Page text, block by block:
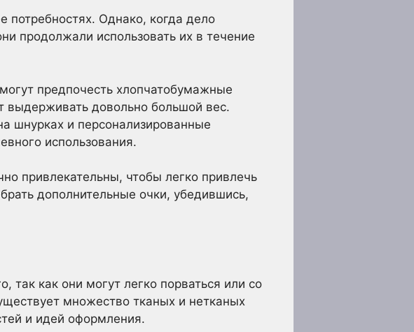
потребностях. Однако, когда дело
продолжали использовать их в течение
предпочесть хлопчатобумажные
выдерживать довольно большой вес.
шнурках и персонализированные
использования.
привлекательны, чтобы легко привлечь
дополнительные очки, убедившись,
так как они могут легко порваться или со
множество тканых и нетканых
и идей оформления.